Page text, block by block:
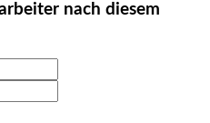
nach diesem